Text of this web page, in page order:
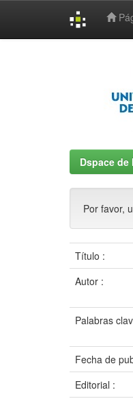
Dspace
Por favor,
Título :
Autor :
Palabras
Fecha de
Editorial :